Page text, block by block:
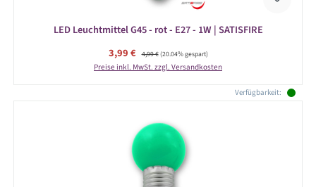
LED Leuchtmittel G45 - rot - E27 - 1W | SATISFIRE
Verkaufspreis:
3,99 € Regulärer Preis:
4,99 €(20.04% gespart)
Preise inkl. MwSt. zzgl. Versandkosten
Verfügbarkeit: